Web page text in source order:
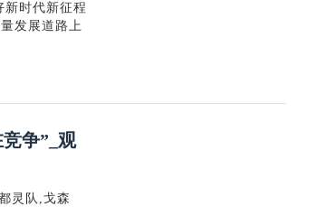
新时代新征程
发展道路上
争”_观
灵队,戈森